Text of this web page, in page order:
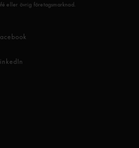
eller övrig företagsmarknad.